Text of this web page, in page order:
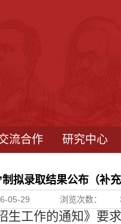
流合作 研究中心
拟录取结果公布（补充
05-29 浏览次数：
生工作的通知》要求